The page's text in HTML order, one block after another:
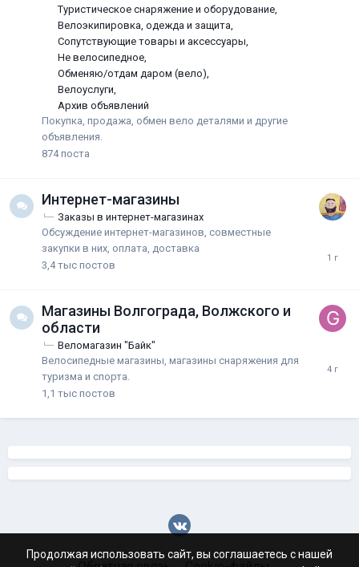
Туристическое снаряжение и оборудование
Велоэкипировка, одежда и защита
Сопутствующие товары и аксессуары
Не велосипедное
Обменяю/отдам даром (вело)
Велоуслуги
Архив объявлений
Покупка, продажа, обмен вело деталями и другие
объявления.
874 поста
Интернет-магазины
Заказы в интернет-магазинах
Обсуждение интернет-магазинов, совместные
закупки в них, оплата, доставка
3,4 тыс постов
Магазины Волгограда, Волжского и
области
Веломагазин "Байк"
Велосипедные магазины, магазины снаряжения для
туризма и спорта.
1,1 тыс постов
Продолжая использовать сайт, вы соглашаетесь с нашей